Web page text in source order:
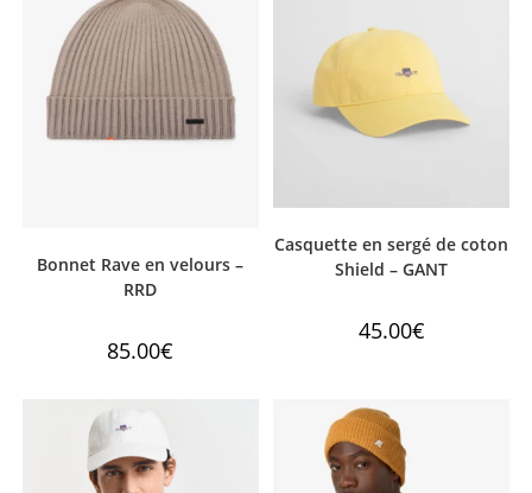
Bonnet Rave en velours –
RRD
85.00€
Casquette en sergé de coton
Shield – GANT
45.00€